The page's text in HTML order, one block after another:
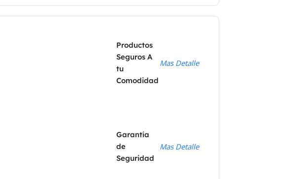
Productos
Seguros A
tu
Comodidad
Mas Detalle
Garantía
de
Seguridad
Mas Detalle